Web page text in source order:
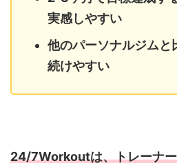
実感しやすい
他のパーソナルジムと
続けやすい
24/7Workoutは、トレーナ